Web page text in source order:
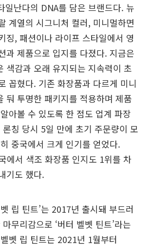
일난다의 DNA를 담은 브랜드다. 뉴
계열의 시그니처 컬러, 미니멀하면
징, 패션이나 라이프 스타일에서 영
과 제품으로 입지를 다졌다. 지금은
색감과 오래 유지되는 지속력이 초
꼽혔다. 기존 화장품과 다르게 미니
둬 투명한 패키지를 적용하며 제품
아볼 수 있도록 한 점도 업계 파장
칭 당시 5일 만에 초기 주문량이 모
중국에서 크게 인기를 얻었다.
에서 색조 화장품 인지도 1위를 차
기도 했다.
립 틴트’는 2017년 출시돼 부드러
무리감으로 ‘버터 벨벳 틴트’라는
벳 립 틴트는 2021년 1월부터